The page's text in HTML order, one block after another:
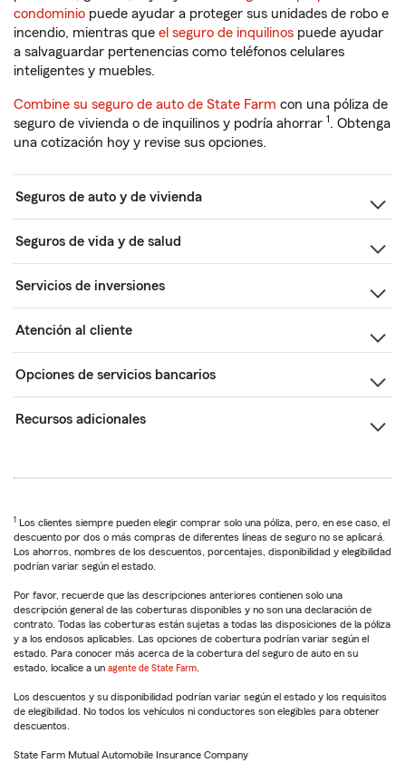
condominio puede ayudar a proteger sus unidades de robo e
incendio, mientras que el seguro de inquilinos puede ayudar
a salvaguardar pertenencias como teléfonos celulares
inteligentes y muebles.
Combine su seguro de auto de State Farm con una póliza de
seguro de vivienda o de inquilinos y podría ahorrar 1. Obtenga
una cotización hoy y revise sus opciones.
Seguros de auto y de vivienda
Seguros de vida y de salud
Servicios de inversiones
Atención al cliente
Opciones de servicios bancarios
Recursos adicionales
1 Los clientes siempre pueden elegir comprar solo una póliza, pero, en ese caso, el
descuento por dos o más compras de diferentes líneas de seguro no se aplicará.
Los ahorros, nombres de los descuentos, porcentajes, disponibilidad y elegibilidad
podrían variar según el estado.
Por favor, recuerde que las descripciones anteriores contienen solo una
descripción general de las coberturas disponibles y no son una declaración de
contrato. Todas las coberturas están sujetas a todas las disposiciones de la póliza
y a los endosos aplicables. Las opciones de cobertura podrían variar según el
estado. Para conocer más acerca de la cobertura del seguro de auto en su
estado, localice a un agente de State Farm
Los descuentos y su disponibilidad podrían variar según el estado y los requisitos
de elegibilidad. No todos los vehículos ni conductores son elegibles para obtener
descuentos.
State Farm Mutual Automobile Insurance Company